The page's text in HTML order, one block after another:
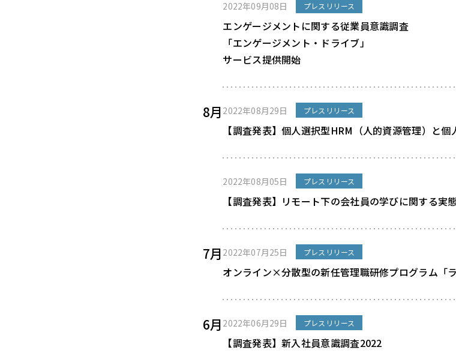
2022年09月08日 プレスリリース
エンゲージメントに関する従業員意識調査
「エンゲージメント・ドライブ」
サービス提供開始
8月 2022年08月29日 プレスリリース
【調査発表】個人選択型HRM（人的資源管理）と
2022年08月05日 プレスリリース
【調査発表】リモート下の会社員の学びに関する実
7月 2022年07月25日 プレスリリース
オンライン×分散型の新任管理職研修プログラム「
6月 2022年06月29日 プレスリリース
【調査発表】新入社員意識調査2022